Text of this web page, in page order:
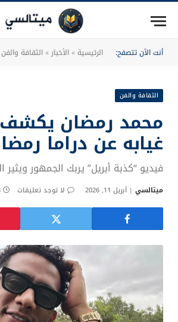
أنت الآن تتصفح: الرئيسية»الأخبار »الثقافة والفن
الثقافة والفن
محمد رمضان
غيابه عن دراما رمضان
فيديو “كذبة أبريل” يربك الجمهور ويثير
ميتالسي أبريل 11, 2026 لا توجد تعليقات 3